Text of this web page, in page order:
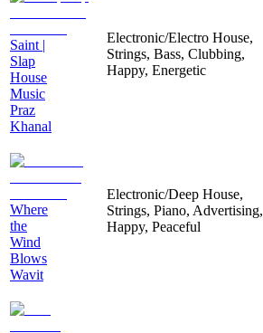
Saint |
Slap
House
Music
Praz
Khanal
Electronic/Electro House,
Strings, Bass, Clubbing,
Happy, Energetic
Where
the
Wind
Blows
Wavit
Electronic/Deep House,
Strings, Piano, Advertising,
Happy, Peaceful